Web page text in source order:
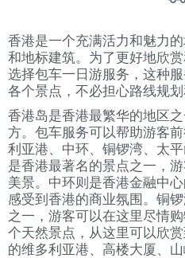
香港是一个充满活力和魅力
和地标建筑。为了更好地欣
选择包车一日游服务，这种
各个景点，不必担心路线规划
香港岛是香港最繁华的地区
方。包车服务可以帮助游客
利亚港、中环、铜锣湾、太
是香港最著名的景点之一，
美景。中环则是香港金融中
感受到香港的商业氛围。铜
之一，游客可以在这里尽情
个天然景点，从这里可以欣
的维多利亚港、高楼大厦、山